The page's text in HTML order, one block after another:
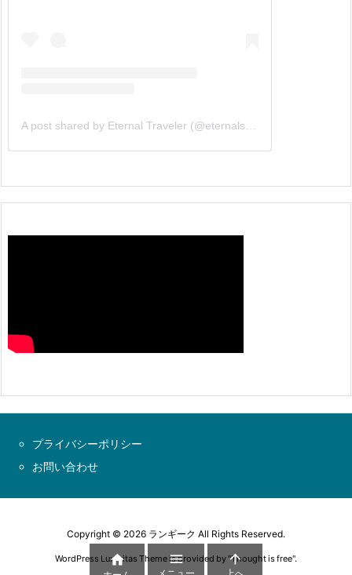
プライバシーポリシー
お問い合わせ
Copyright © 2026 ランギーク All Rights Reserved.
WordPress Luxeritas Theme is provided by "Thought is free".
 
メニュー

上へ